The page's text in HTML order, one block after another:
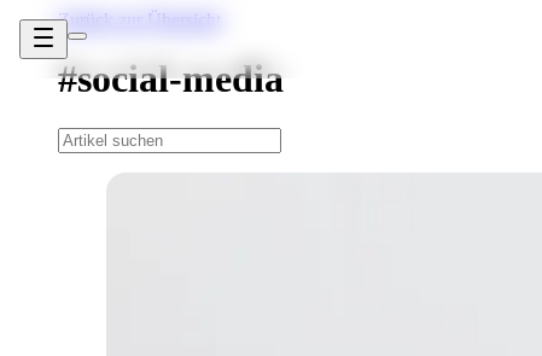
Zurück zur Übersicht
#social-media